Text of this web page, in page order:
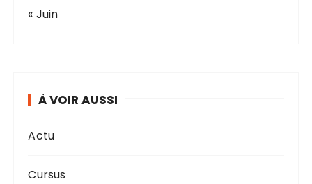
« Juin
À VOIR AUSSI
Actu
Cursus